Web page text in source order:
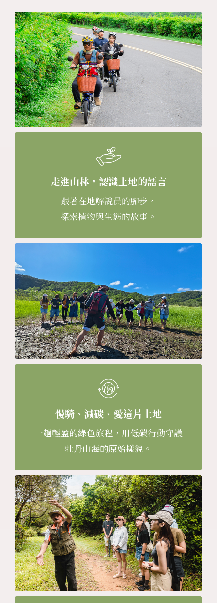
走進山林，認識土地的語言
跟著在地解說員的腳步，
探索植物與生態的故事。
慢騎、減碳、愛這片土地
一趟輕盈的綠色旅程，用低碳行動守護
牡丹山海的原始樣貌。